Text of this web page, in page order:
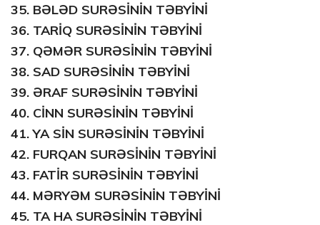
35. BƏLƏD SURƏSİNİN TƏBYİNİ
36. TARİQ SURƏSİNİN TƏBYİNİ
37. QƏMƏR SURƏSİNİN TƏBYİNİ
38. SAD SURƏSİNİN TƏBYİNİ
39. ƏRAF SURƏSİNİN TƏBYİNİ
40. CİNN SURƏSİNİN TƏBYİNİ
41.YA SİN SURƏSİNİN TƏBYİNİ
42. FURQAN SURƏSİNİN TƏBYİNİ
43. FATİR SURƏSİNİN TƏBYİNİ
44. MƏRYƏM SURƏSİNİN TƏBYİNİ
45. TA HA SURƏSİNİN TƏBYİNİ